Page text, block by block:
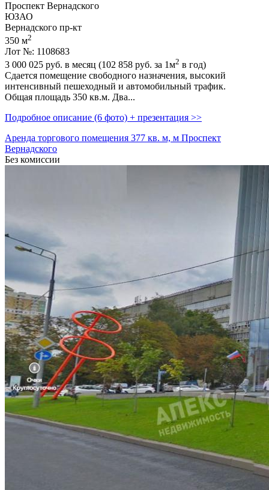
Проспект Вернадского
ЮЗАО
Вернадского пр-кт
350 м2
Лот №: 1108683
3 000 025 руб. в месяц (102 858 руб. за 1м2 в год)
Сдается помещение свободного назначения,­ высокий
интенсивный пешеходный и автомобильный трафик.
Общая площадь 350 кв.м. Два...
Подробное описание (6 фото) + презентация >>
Аренда торгового помещения 377 кв. м, м Проспект
Вернадского
Без комиссии